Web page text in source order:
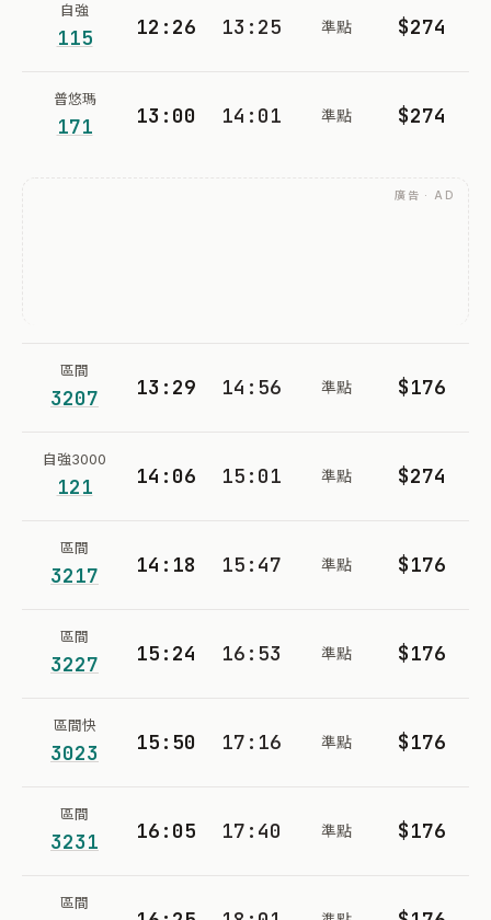
自強
115 12:26 13:25 準點 $274
普悠瑪
171 13:00 14:01 準點 $274
廣告 · AD
區間
3207 13:29 14:56 準點 $176
自強3000
121 14:06 15:01 準點 $274
區間
3217 14:18 15:47 準點 $176
區間
3227 15:24 16:53 準點 $176
區間快
3023 15:50 17:16 準點 $176
區間
3231 16:05 17:40 準點 $176
區間